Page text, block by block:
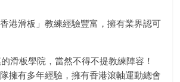
香港滑板」教練經驗豐富，擁有業界認可
滑板學院，當然不得不提教練陣容！
擁有多年經驗，擁有香港滾軸運動總會